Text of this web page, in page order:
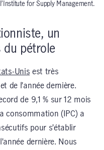
for Supply Management.
un
du pétrole
Unis est très
de l’année dernière.
de 9,1 % sur 12 mois
consommation (IPC) a
pour s’établir
dernière. Nous